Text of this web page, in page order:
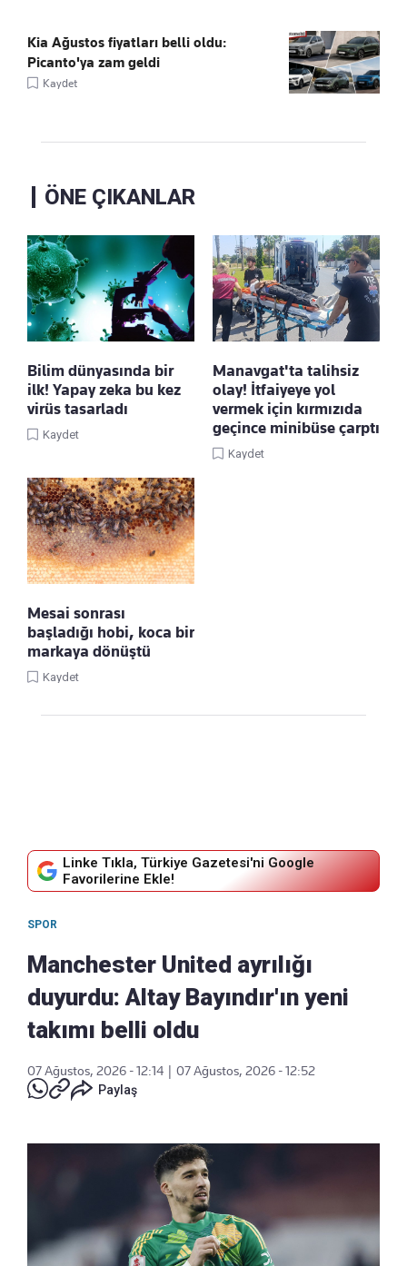
Kia Ağustos fiyatları belli oldu:
Picanto'ya zam geldi
Kaydet
ÖNE ÇIKANLAR
Bilim dünyasında bir
ilk! Yapay zeka bu kez
virüs tasarladı
Kaydet
Manavgat'ta talihsiz
olay! İtfaiyeye yol
vermek için kırmızıda
geçince minibüse çarptı
Kaydet
Mesai sonrası
başladığı hobi, koca bir
markaya dönüştü
Kaydet
Linke Tıkla, Türkiye Gazetesi'ni Google
Favorilerine Ekle!
SPOR
Manchester United ayrılığı
duyurdu: Altay Bayındır'ın yeni
takımı belli oldu
07 Ağustos, 2026 - 12:14
07 Ağustos, 2026 - 12:52
Paylaş